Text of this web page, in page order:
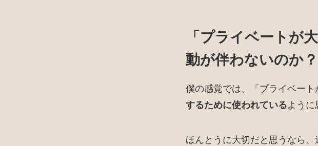
「プライベートが
動が伴わないのか？
僕の感覚では、「プライベー
するために使われているように
ほんとうに大切だと思うなら、